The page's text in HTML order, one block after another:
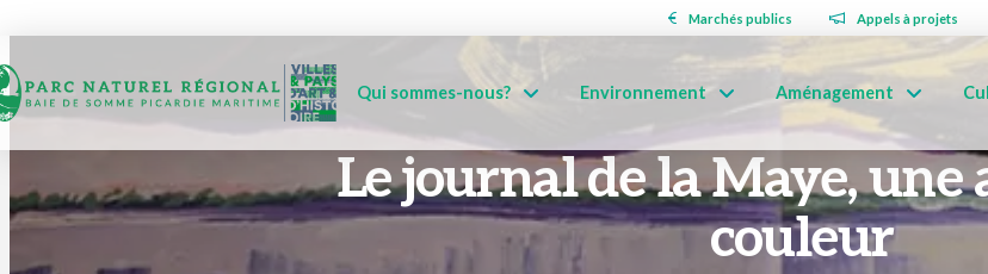
Marchés publics Appels à projets
Qui sommes-nous? Environnement Aménagement
Le journal de la Maye, une
couleur